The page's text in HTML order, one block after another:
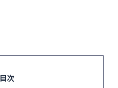
目次